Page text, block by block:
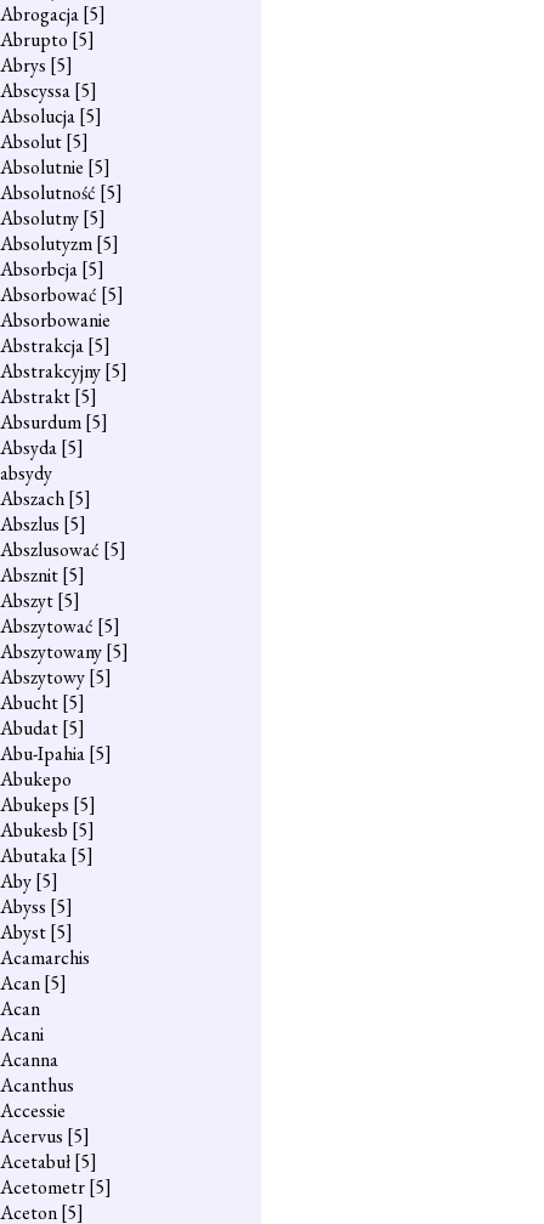
Abrogacja[5]
Abrupto [5]
Abrys [5]
Abscyssa[5]
Absolucja[5]
Absolut[5]
Absolutnie [5]
Absolutność [5]
Absolutny[5]
Absolutyzm[5]
Absorbcja[5]
Absorbować [5]
Absorbowanie
Abstrakcja[5]
Abstrakcyjny[5]
Abstrakt[5]
Absurdum[5]
Absyda[5]
absydy
Abszach[5]
Abszlus [5]
Abszlusować [5]
Absznit[5]
Abszyt[5]
Abszytować [5]
Abszytowany[5]
Abszytowy[5]
Abucht[5]
Abudat[5]
Abu-Ipahia[5]
Abukepo
Abukeps [5]
Abukesb [5]
Abutaka[5]
Aby[5]
Abyss [5]
Abyst[5]
Acamarchis
Acan[5]
Acan
Acani
Acanna
Acanthus
Accessie
Acervus [5]
Acetabuł[5]
Acetometr[5]
Aceton[5]